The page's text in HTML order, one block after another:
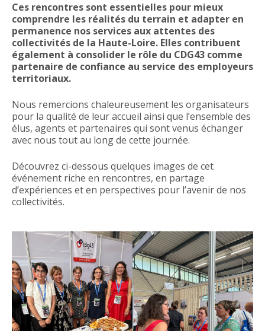
Ces rencontres sont essentielles pour mieux
comprendre les réalités du terrain et adapter en
permanence nos services aux attentes des
collectivités de la Haute-Loire. Elles contribuent
également à consolider le rôle du CDG43 comme
partenaire de confiance au service des employeurs
territoriaux.
Nous remercions chaleureusement les organisateurs
pour la qualité de leur accueil ainsi que l’ensemble des
élus, agents et partenaires qui sont venus échanger
avec nous tout au long de cette journée.
Découvrez ci-dessous quelques images de cet
événement riche en rencontres, en partage
d’expériences et en perspectives pour l’avenir de nos
collectivités.